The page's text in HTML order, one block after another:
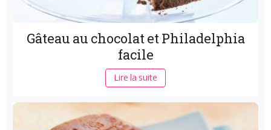
Gâteau au chocolat et Philadelphia
facile
Lire la suite